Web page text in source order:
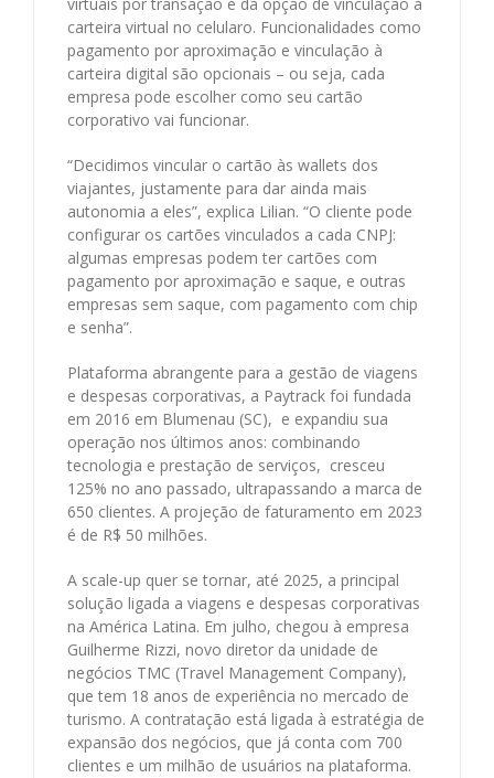
virtuais por transação e da opção de vinculação à
carteira virtual no celularo. Funcionalidades como
pagamento por aproximação e vinculação à
carteira digital são opcionais – ou seja, cada
empresa pode escolher como seu cartão
corporativo vai funcionar.
“Decidimos vincular o cartão às wallets dos
viajantes, justamente para dar ainda mais
autonomia a eles”, explica Lilian. “O cliente pode
configurar os cartões vinculados a cada CNPJ:
algumas empresas podem ter cartões com
pagamento por aproximação e saque, e outras
empresas sem saque, com pagamento com chip
e senha”.
Plataforma abrangente para a gestão de viagens
e despesas corporativas, a Paytrack foi fundada
em 2016 em Blumenau (SC), e expandiu sua
operação nos últimos anos: combinando
tecnologia e prestação de serviços, cresceu
125% no ano passado, ultrapassando a marca de
650 clientes. A projeção de faturamento em 2023
é de R$ 50 milhões.
A scale-up quer se tornar, até 2025, a principal
solução ligada a viagens e despesas corporativas
na América Latina. Em julho, chegou à empresa
Guilherme Rizzi, novo diretor da unidade de
negócios TMC (Travel Management Company),
que tem 18 anos de experiência no mercado de
turismo. A contratação está ligada à estratégia de
expansão dos negócios, que já conta com 700
clientes e um milhão de usuários na plataforma.